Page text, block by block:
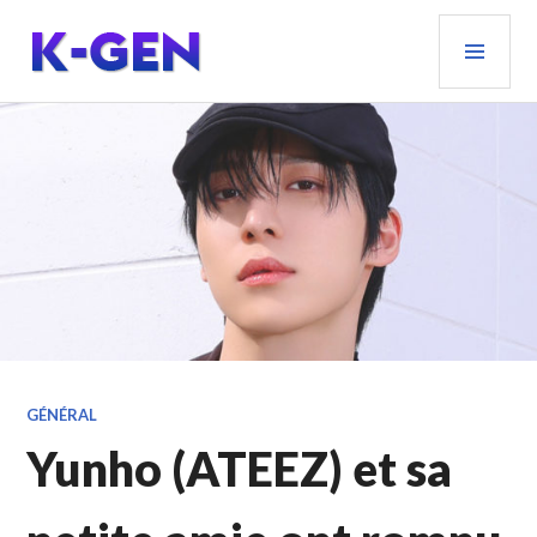
contenu
principal
K-GEN
GÉNÉRAL
Yunho (ATEEZ) et sa